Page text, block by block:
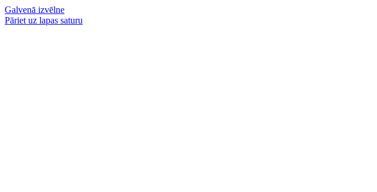
Galvenā izvēlne
Pāriet uz lapas saturu